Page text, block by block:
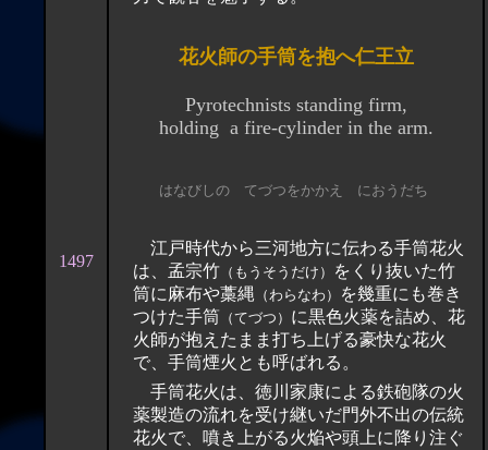
1497
花火師の手筒を抱へ仁王立
Pyrotechnists standing firm,
holding a fire-cylinder in the arm.
はなびしの てづつをかかえ におうだち
江戸時代から三河地方に伝わる手筒花火
は、孟宗竹 （もうそうだけ）
をくり抜いた竹
筒に麻布や藁縄 （わらなわ）
を幾重にも巻き
つけた手筒 （てづつ） に黒色火薬を詰め、花
火師が抱えたまま打ち上げる豪快な花火
で、手筒煙火とも呼ばれる。
手筒花火は、徳川家康による鉄砲隊の火
薬製造の流れを受け継いだ門外不出の伝統
花火で、噴き上がる火焔や頭上に降り注ぐ